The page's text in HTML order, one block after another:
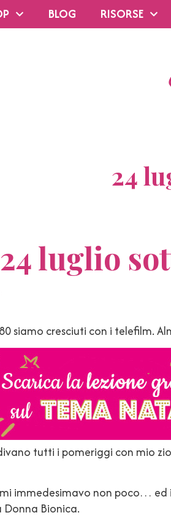
BLOG RISORSE
24
luglio
siamo cresciuti con i telefilm.
tutti i pomeriggi con mio
immedesimavo non poco…
Bionica.